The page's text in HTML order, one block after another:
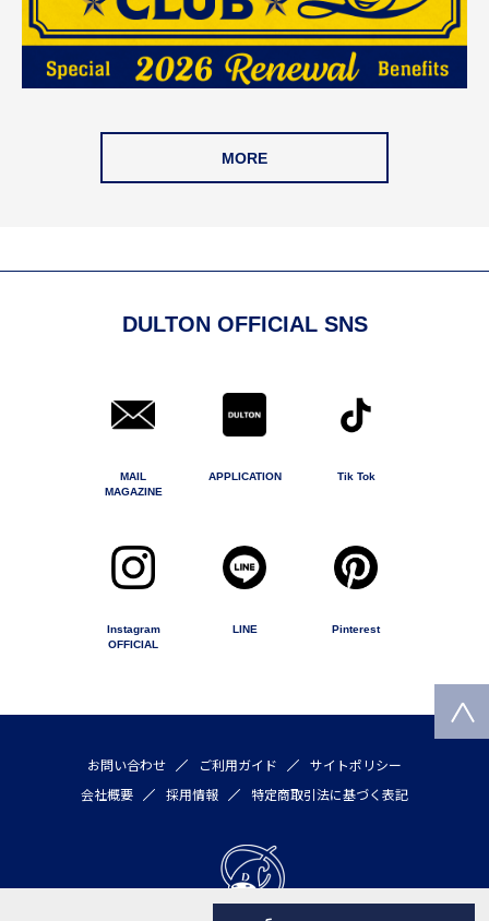
MORE
DULTON OFFICIAL SNS
MAIL
MAGAZINE
APPLICATION Tik Tok
Instagram
OFFICIAL
LINE Pinterest
お問い合わせ ご利用ガイド
サイトポリシー
会社概要
採用情報 特定商取引法に基づく表記